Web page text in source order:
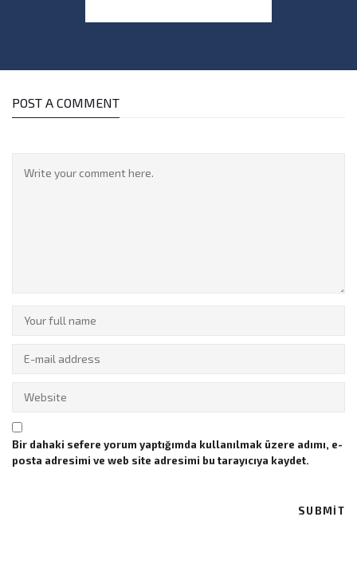
POST A COMMENT
Bir dahaki sefere yorum yaptığımda kullanılmak üzere adımı, e-
posta adresimi ve web site adresimi bu tarayıcıya kaydet.